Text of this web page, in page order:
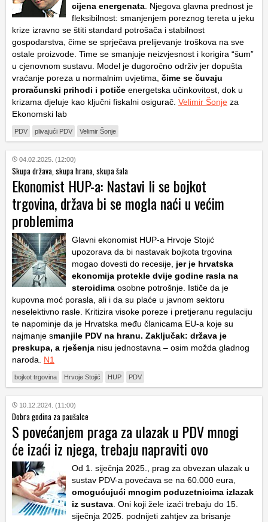
cijena energenata . Njegova glavna prednost je
fleksibilnost: smanjenjem poreznog tereta u jeku
krize izravno se štiti standard potrošača i stabilnost
gospodarstva, čime se sprječava prelijevanje troškova na sve
ostale proizvode. Time se smanjuje neizvjesnost i korigira “šum”
u cjenovnom sustavu. Model je dugoročno održiv jer dopušta
vraćanje poreza u normalnim uvjetima, čime se čuvaju
proračunski prihodi i potiče energetska učinkovitost, dok u
krizama djeluje kao ključni fiskalni osigurač. Velimir Šonje za
Ekonomski lab
PDV plivajući PDV Velimir Šonje
04.02.2025. (12:00)
Skupa država, skupa hrana, skupa šala
Ekonomist HUP-a: Nastavi li se bojkot
trgovina, država bi se mogla naći u većim
problemima
Glavni ekonomist HUP-a Hrvoje Stojić
upozorava da bi nastavak bojkota trgovina
mogao dovesti do recesije, jer je hrvatska
ekonomija protekle dvije godine rasla na
steroidima osobne potrošnje. Ističe da je
kupovna moć porasla, ali i da su plaće u javnom sektoru
neselektivno rasle. Kritizira visoke poreze i pretjeranu regulaciju
te napominje da je Hrvatska među članicama EU-a koje su
najmanje smanjile PDV na hranu. Zaključak: država je
preskupa, a rješenja nisu jednostavna – osim možda gladnog
naroda. N1
bojkot trgovina Hrvoje Stojić HUP PDV
10.12.2024. (11:00)
Dobra godina za paušalce
S povećanjem praga za ulazak u PDV mnogi
će izaći iz njega, trebaju napraviti ovo
Od 1. siječnja 2025., prag za obvezan ulazak u
sustav PDV-a povećava se na 60.000 eura,
omogućujući mnogim poduzetnicima izlazak
iz sustava . Oni koji žele izaći trebaju do 15.
siječnja 2025. podnijeti zahtjev za brisanje